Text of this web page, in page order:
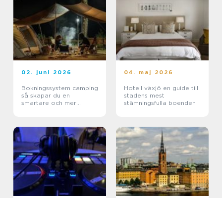
02. juni 2026
Bokningssystem camping
så skapar du en
smartare och mer
04. maj 2026
Hotell växjö en guide till
stadens mest
stämningsfulla boenden